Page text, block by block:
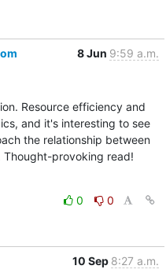
8 Jun 9:59 a.m.
Resource efficiency and
and it's interesting to see
the relationship between
0
0
10 Sep 8:27 a.m.